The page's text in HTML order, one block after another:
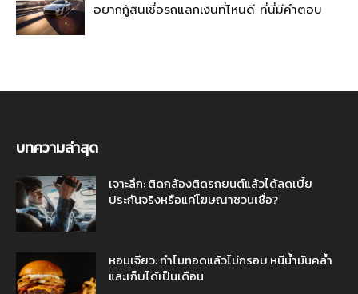
อยากกู้สินเชื่อรถแลกเงินที่ไหนดี ที่นี่มีคำตอบ
บทความล่าสุด
เจาะลึก: ติดกล้องติดรถยนต์แล้วได้ลดเบี้ย
ประกันจริงหรือแค่โฆษณาชวนเชื่อ?
หอมเจียว: ทำไมทอดแล้วไม่กรอบ หนีน้ำมันคล้ำ
และเก็บได้เป็นเดือน